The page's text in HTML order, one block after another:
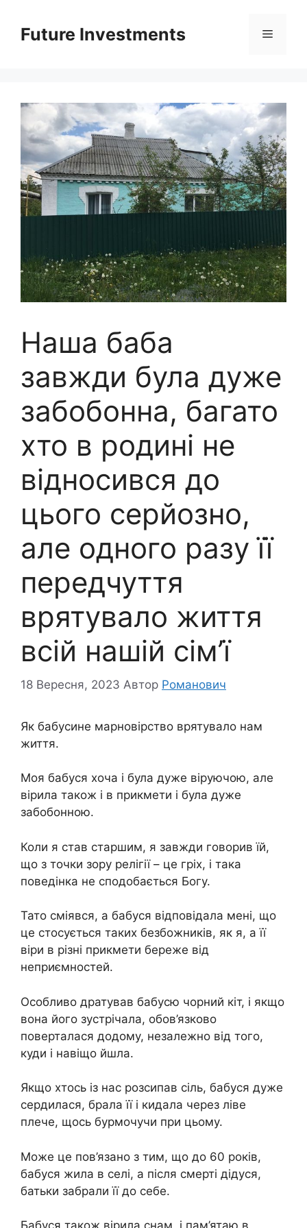
вмістуFuture Investments Меню
Наша баба
завжди була дуже
забобонна, багато
хто в родині не
відносився до
цього серйозно,
але одного разу її
передчуття
врятувало життя
всій нашій сім’ї
18 Вересня, 2023 Автор Романович
Як бабусине марновірство врятувало нам
життя.
Моя бабуся хоча і була дуже віруючою, але
вірила також і в прикмети і була дуже
забобонною.
Коли я став старшим, я завжди говорив їй,
що з точки зору релігії – це гріх, і така
поведінка не сподобається Богу.
Тато сміявся, а бабуся відповідала мені, що
це стосується таких безбожників, як я, а її
віри в різні прикмети береже від
неприємностей.
Особливо дратував бабусю чорний кіт, і якщо
вона його зустрічала, обов’язково
поверталася додому, незалежно від того,
куди і навіщо йшла.
Якщо хтось із нас розсипав сіль, бабуся дуже
сердилася, брала її і кидала через ліве
плече, щось бурмочучи при цьому.
Може це пов’язано з тим, що до 60 років,
бабуся жила в селі, а після смерті дідуся,
батьки забрали її до себе.